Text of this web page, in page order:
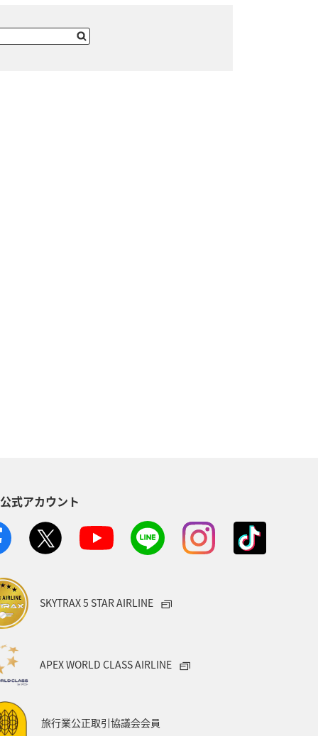
式アカウント
SKYTRAX 5 STAR AIRLINE
APEX WORLD CLASS AIRLINE
旅行業公正取引協議会会員